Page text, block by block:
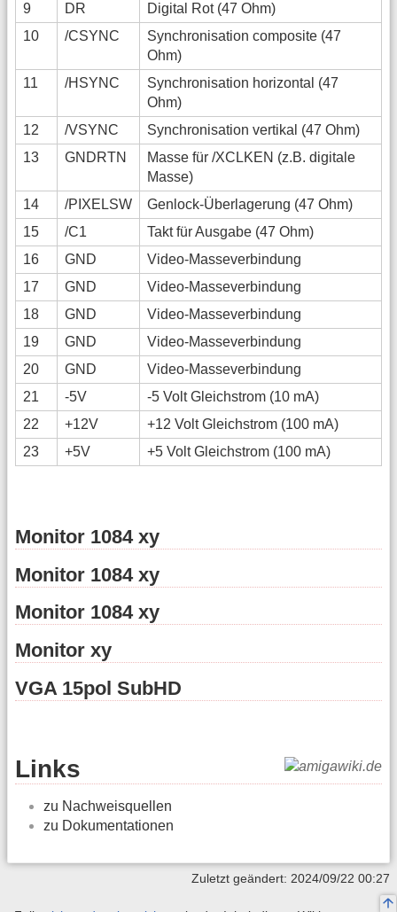
9
DR
Digital Rot (47 Ohm)
10
/CSYNC
Synchronisation composite (47
Ohm)
11
/HSYNC
Synchronisation horizontal (47
Ohm)
12
/VSYNC
Synchronisation vertikal (47 Ohm)
13
GNDRTN
Masse für /XCLKEN (z.B. digitale
Masse)
14
/PIXELSW
Genlock-Überlagerung (47 Ohm)
15
/C1
Takt für Ausgabe (47 Ohm)
16
GND
Video-Masseverbindung
17
GND
Video-Masseverbindung
18
GND
Video-Masseverbindung
19
GND
Video-Masseverbindung
20
GND
Video-Masseverbindung
21
-5V
-5 Volt Gleichstrom (10 mA)
22
+12V
+12 Volt Gleichstrom (100 mA)
23
+5V +5 Volt Gleichstrom (100 mA)
Monitor 1084 xy
Monitor 1084 xy
Monitor 1084 xy
Monitor xy
VGA 15pol SubHD
Links
zu Nachweisquellen
zu Dokumentationen
Zuletzt geändert: 2024/09/22 00:27